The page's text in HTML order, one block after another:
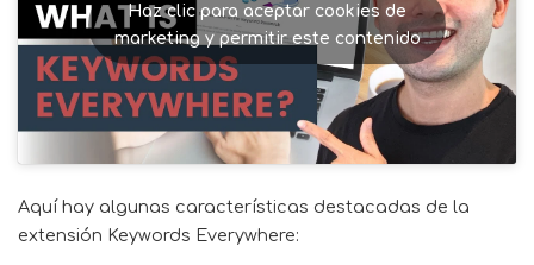
Haz clic para aceptar cookies de
marketing y permitir este contenido
Aquí hay algunas características destacadas de la
extensión Keywords Everywhere: